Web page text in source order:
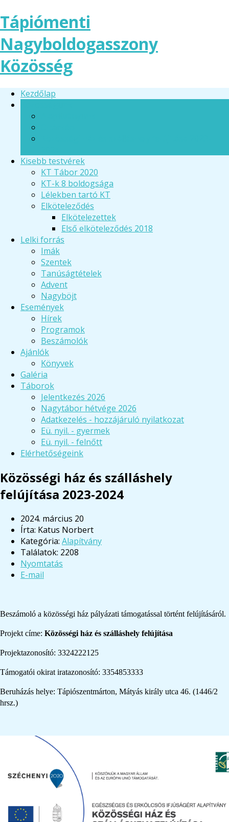
Tápiómenti
Nagyboldogasszony
Közösség
Kezdőlap
Kisebb testvérek
KT Tábor 2020
KT-k 8 boldogsága
Lélekben tartó KT
Elköteleződés
Elkötelezettek
Első elköteleződés 2018
Lelki forrás
Imák
Szentek
Tanúságtételek
Advent
Nagyböjt
Események
Hírek
Programok
Beszámolók
Ajánlók
Könyvek
Galéria
Táborok
Jelentkezés 2026
Nagytábor hétvége 2026
Adatkezelés - hozzájáruló nyilatkozat
Eü. nyil. - gyermek
Eü. nyil. - felnőtt
Elérhetőségeink
Közösségi ház és szálláshely
felújítása 2023-2024
2024. március 20
Írta: Katus Norbert
Kategória: Alapítvány
Találatok: 2208
Nyomtatás
E-mail
Beszámoló a közösségi ház pályázati támogatással történt felújításáról.
Projekt címe: Közösségi ház és szálláshely felújítása
Projektazonosító: 3324222125
Támogatói okirat iratazonosító: 3354853333
Beruházás helye: Tápiószentmárton, Mátyás király utca 46. (1446/2
hrsz.)